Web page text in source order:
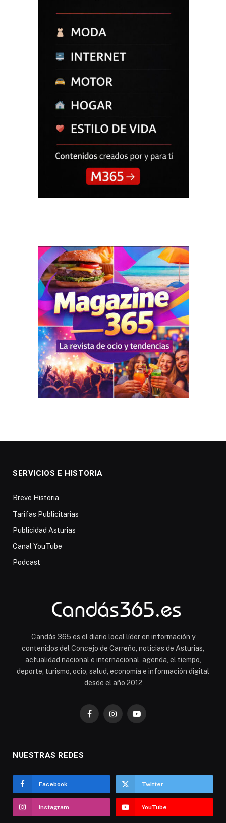
SERVICIOS E HISTORIA
Breve Historia
Tarifas Publicitarias
Publicidad Asturias
Canal YouTube
Podcast
Candás 365 es el diario local líder en información y
contenidos del Concejo de Carreño, noticias de Asturias,
actualidad nacional e internacional, agenda, el tiempo,
deporte, turismo, ocio, salud, economía e información digital
desde el año 2012
FacebookInstagramYouTube
NUESTRAS REDES
Facebook Twitter
Instagram YouTube